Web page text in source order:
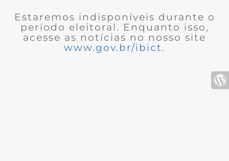
Estaremos indisponíveis durante o
período eleitoral. Enquanto isso,
acesse as notícias no nosso site
www.gov.br/ibict.